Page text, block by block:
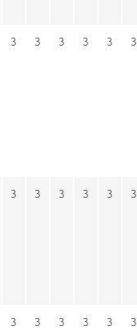
3 3 3 3 3 3
3 3 3 3 3 3
3 3 3 3 3 3